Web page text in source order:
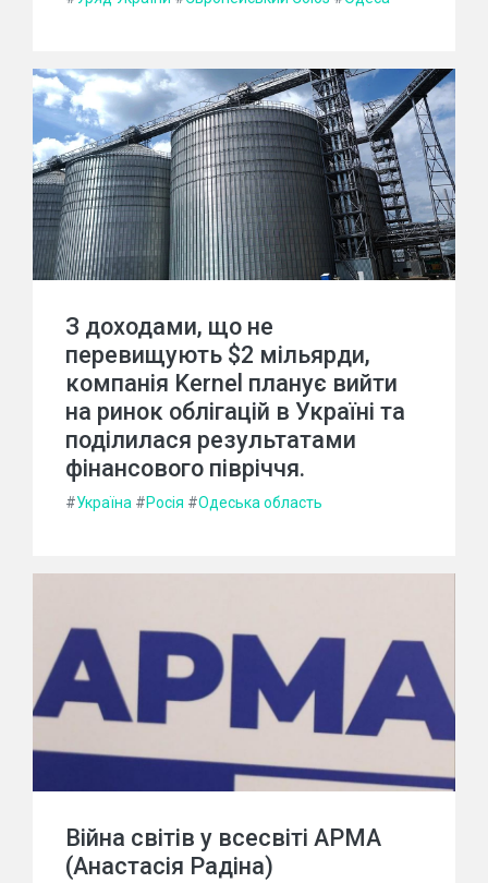
З доходами, що не
перевищують $2 мільярди,
компанія Kernel планує вийти
на ринок облігацій в Україні та
поділилася результатами
фінансового півріччя.
#Україна #Росія #Одеська область
Війна світів у всесвіті АРМА
(Анастасія Радіна)